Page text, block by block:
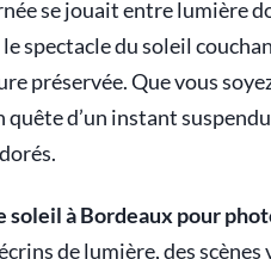
se jouait entre lumière
spectacle du soleil
préservée. Que vous
d’un instant
soleil à Bordeaux pour
de lumière, des